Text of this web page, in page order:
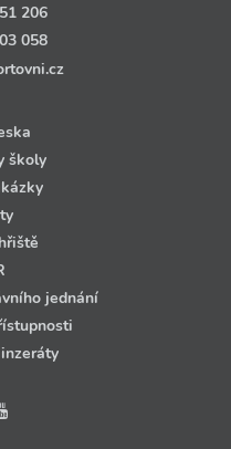
206
058
školy
jednání